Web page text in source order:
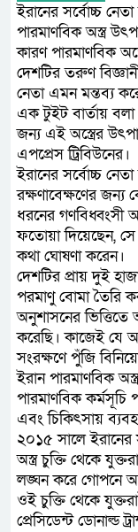
ইরানের সর্বোচ্চ
পারমাণবিক অস্ত্র
কারণ পারমাণবিক
দেশটির তরুণ
নেতা এমন মন্তব্য
এক টুইট বার্তায় বলা
জন্য এই অস্ত্রের
এপপ্রেস ট্রিবিউনের।
ইরানের সর্বোচ্চ
রক্ষণাবেক্ষণের
ধরনের গণবিধ্বংসী
ফতোয়া দিয়েছেন,
কথা ঘোষণা করেন।
দেশটির প্রায় দুই
পরমাণু বোমা তৈরি
অনুশাসনের ভিত্তিতে
করেছি। কাজেই যে
সংরক্ষণে পুঁজি
ইরান পারমাণবিক
পারমাণবিক কর্মসূচি
এবং চিকিৎসায়
২০১৫ সালে ইরানের
অস্ত্র চুক্তি থেকে
লঙ্ঘন করে গোপনে
ওই চুক্তি থেকে
প্রেসিডেন্ট ডোনাল্ড